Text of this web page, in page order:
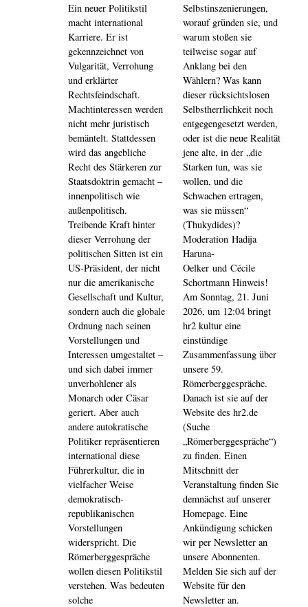
Ein neuer Politikstil
macht international
Karriere. Er ist
gekennzeichnet von
Vulgarität, Verrohung
und erklärter
Rechtsfeindschaft.
Machtinteressen werden
nicht mehr juristisch
bemäntelt. Stattdessen
wird das angebliche
Recht des Stärkeren zur
Staatsdoktrin gemacht –
innenpolitisch wie
außenpolitisch.
Treibende Kraft hinter
dieser Verrohung der
politischen Sitten ist ein
US-Präsident, der nicht
nur die amerikanische
Gesellschaft und Kultur,
sondern auch die globale
Ordnung nach seinen
Vorstellungen und
Interessen umgestaltet –
und sich dabei immer
unverhohlener als
Monarch oder Cäsar
geriert. Aber auch
andere autokratische
Politiker repräsentieren
international diese
Führerkultur, die in
vielfacher Weise
demokratisch-
republikanischen
Vorstellungen
widerspricht. Die
Römerberggespräche
wollen diesen Politikstil
verstehen. Was bedeuten
solche
Selbstinszenierungen,
worauf gründen sie, und
warum stoßen sie
teilweise sogar auf
Anklang bei den
Wählern? Was kann
dieser rücksichtslosen
Selbstherrlichkeit noch
entgegengesetzt werden,
oder ist die neue Realität
jene alte, in der „die
Starken tun, was sie
wollen, und die
Schwachen ertragen,
was sie müssen“
(Thukydides)?
Moderation Hadija
Haruna-
Oelker und Cécile
Schortmann Hinweis!
Am Sonntag, 21. Juni
2026, um 12:04 bringt
hr2 kultur eine
einstündige
Zusammenfassung über
unsere 59.
Römerberggespräche.
Danach ist sie auf der
Website des hr2.de
(Suche
„Römerberggespräche“)
zu finden. Einen
Mitschnitt der
Veranstaltung finden Sie
demnächst auf unserer
Homepage. Eine
Ankündigung schicken
wir per Newsletter an
unsere Abonnenten.
Melden Sie sich auf der
Website für den
Newsletter an.